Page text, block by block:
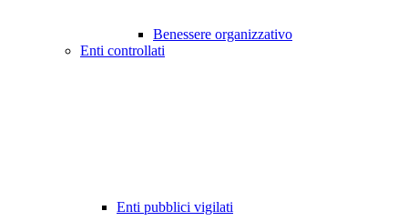
Benessere organizzativo
Enti controllati
Enti pubblici vigilati